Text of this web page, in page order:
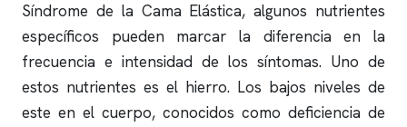
Síndrome de la Cama Elástica, algunos nutrientes
específicos pueden marcar la diferencia en la
frecuencia e intensidad de los síntomas. Uno de
estos nutrientes es el hierro. Los bajos niveles de
este en el cuerpo, conocidos como deficiencia de